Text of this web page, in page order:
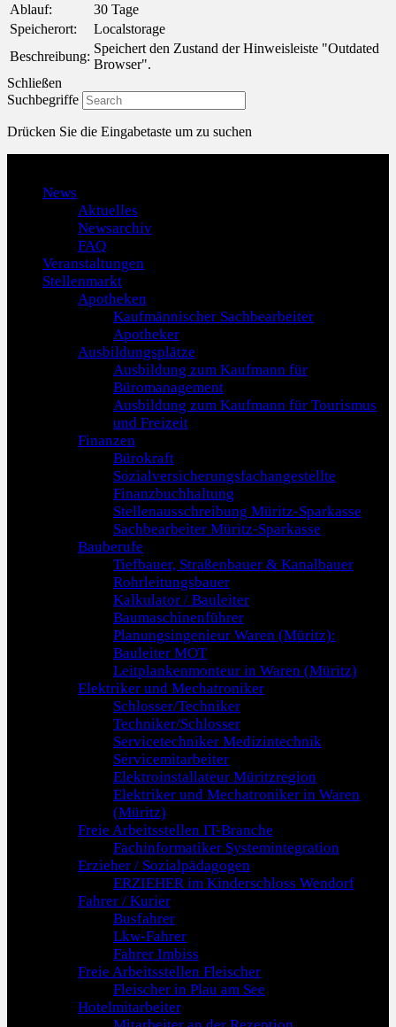
Ablauf:
30 Tage
Speicherort:
Localstorage
Beschreibung:
Speichert den Zustand der Hinweisleiste "Outdated
Browser".
Schließen
Suchbegriffe
Drücken Sie die Eingabetaste um zu suchen
News
Aktuelles
Newsarchiv
FAQ
Veranstaltungen
Stellenmarkt
Apotheken
Kaufmännischer Sachbearbeiter
Apotheker
Ausbildungsplätze
Ausbildung zum Kaufmann für
Büromanagement
Ausbildung zum Kaufmann für Tourismus
und Freizeit
Finanzen
Bürokraft
Sozialversicherungsfachangestellte
Finanzbuchhaltung
Stellenausschreibung Müritz-Sparkasse
Sachbearbeiter Müritz-Sparkasse
Bauberufe
Tiefbauer, Straßenbauer & Kanalbauer
Rohrleitungsbauer
Kalkulator / Bauleiter
Baumaschinenführer
Planungsingenieur Waren (Müritz):
Bauleiter MOT
Leitplankenmonteur in Waren (Müritz)
Elektriker und Mechatroniker
Schlosser/Techniker
Techniker/Schlosser
Servicetechniker Medizintechnik
Servicemitarbeiter
Elektroinstallateur Müritzregion
Elektriker und Mechatroniker in Waren
(Müritz)
Freie Arbeitsstellen IT-Branche
Fachinformatiker Systemintegration
Erzieher / Sozialpädagogen
ERZIEHER im Kinderschloss Wendorf
Fahrer / Kurier
Busfahrer
Lkw-Fahrer
Fahrer Imbiss
Freie Arbeitsstellen Fleischer
Fleischer in Plau am See
Hotelmitarbeiter